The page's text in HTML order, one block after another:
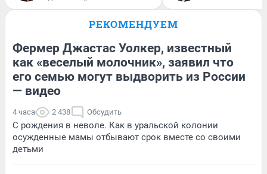
РЕКОМЕНДУЕМ
Фермер Джастас Уолкер, известный
как «веселый молочник», заявил что
его семью могут выдворить из России
— видео
4 часа 2 438 Обсудить
С рождения в неволе. Как в уральской колонии
осужденные мамы отбывают срок вместе со своими
детьми